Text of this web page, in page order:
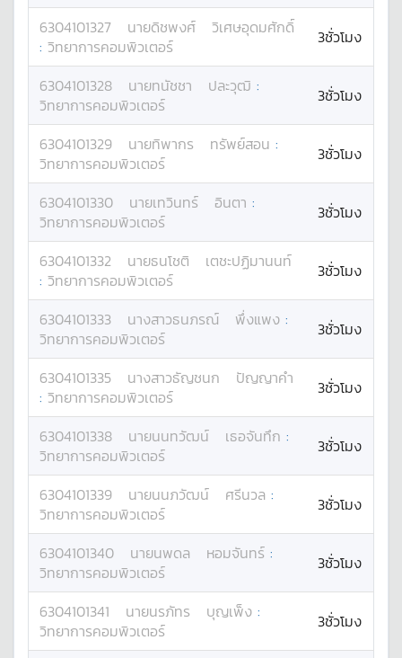
6304101327 นายดิชพงศ์
วิเศษอุดมศักดิ์
: วิทยาการคอมพิวเตอร์ 3ชั่วโมง
6304101328 นายทนัชชา ปละวุฒิ :
วิทยาการคอมพิวเตอร์
3ชั่วโมง
6304101329 นายทิพากร ทรัพย์สอน :
วิทยาการคอมพิวเตอร์
3ชั่วโมง
6304101330 นายเทวินทร์ อินตา :
วิทยาการคอมพิวเตอร์
3ชั่วโมง
6304101332 นายธนโชติ
เตชะปฏิมานนท์
: วิทยาการคอมพิวเตอร์ 3ชั่วโมง
6304101333 นางสาวธนภรณ์ พึ่งแพง :
วิทยาการคอมพิวเตอร์
3ชั่วโมง
6304101335 นางสาวธัญชนก
ปัญญาคำ
: วิทยาการคอมพิวเตอร์ 3ชั่วโมง
6304101338 นายนนทวัฒน์ เธอจันทึก :
วิทยาการคอมพิวเตอร์
3ชั่วโมง
6304101339 นายนนภวัฒน์ ศรีนวล :
วิทยาการคอมพิวเตอร์
3ชั่วโมง
6304101340 นายนพดล หอมจันทร์ :
วิทยาการคอมพิวเตอร์
3ชั่วโมง
6304101341 นายนรภัทร บุญเพ็ง :
วิทยาการคอมพิวเตอร์
3ชั่วโมง